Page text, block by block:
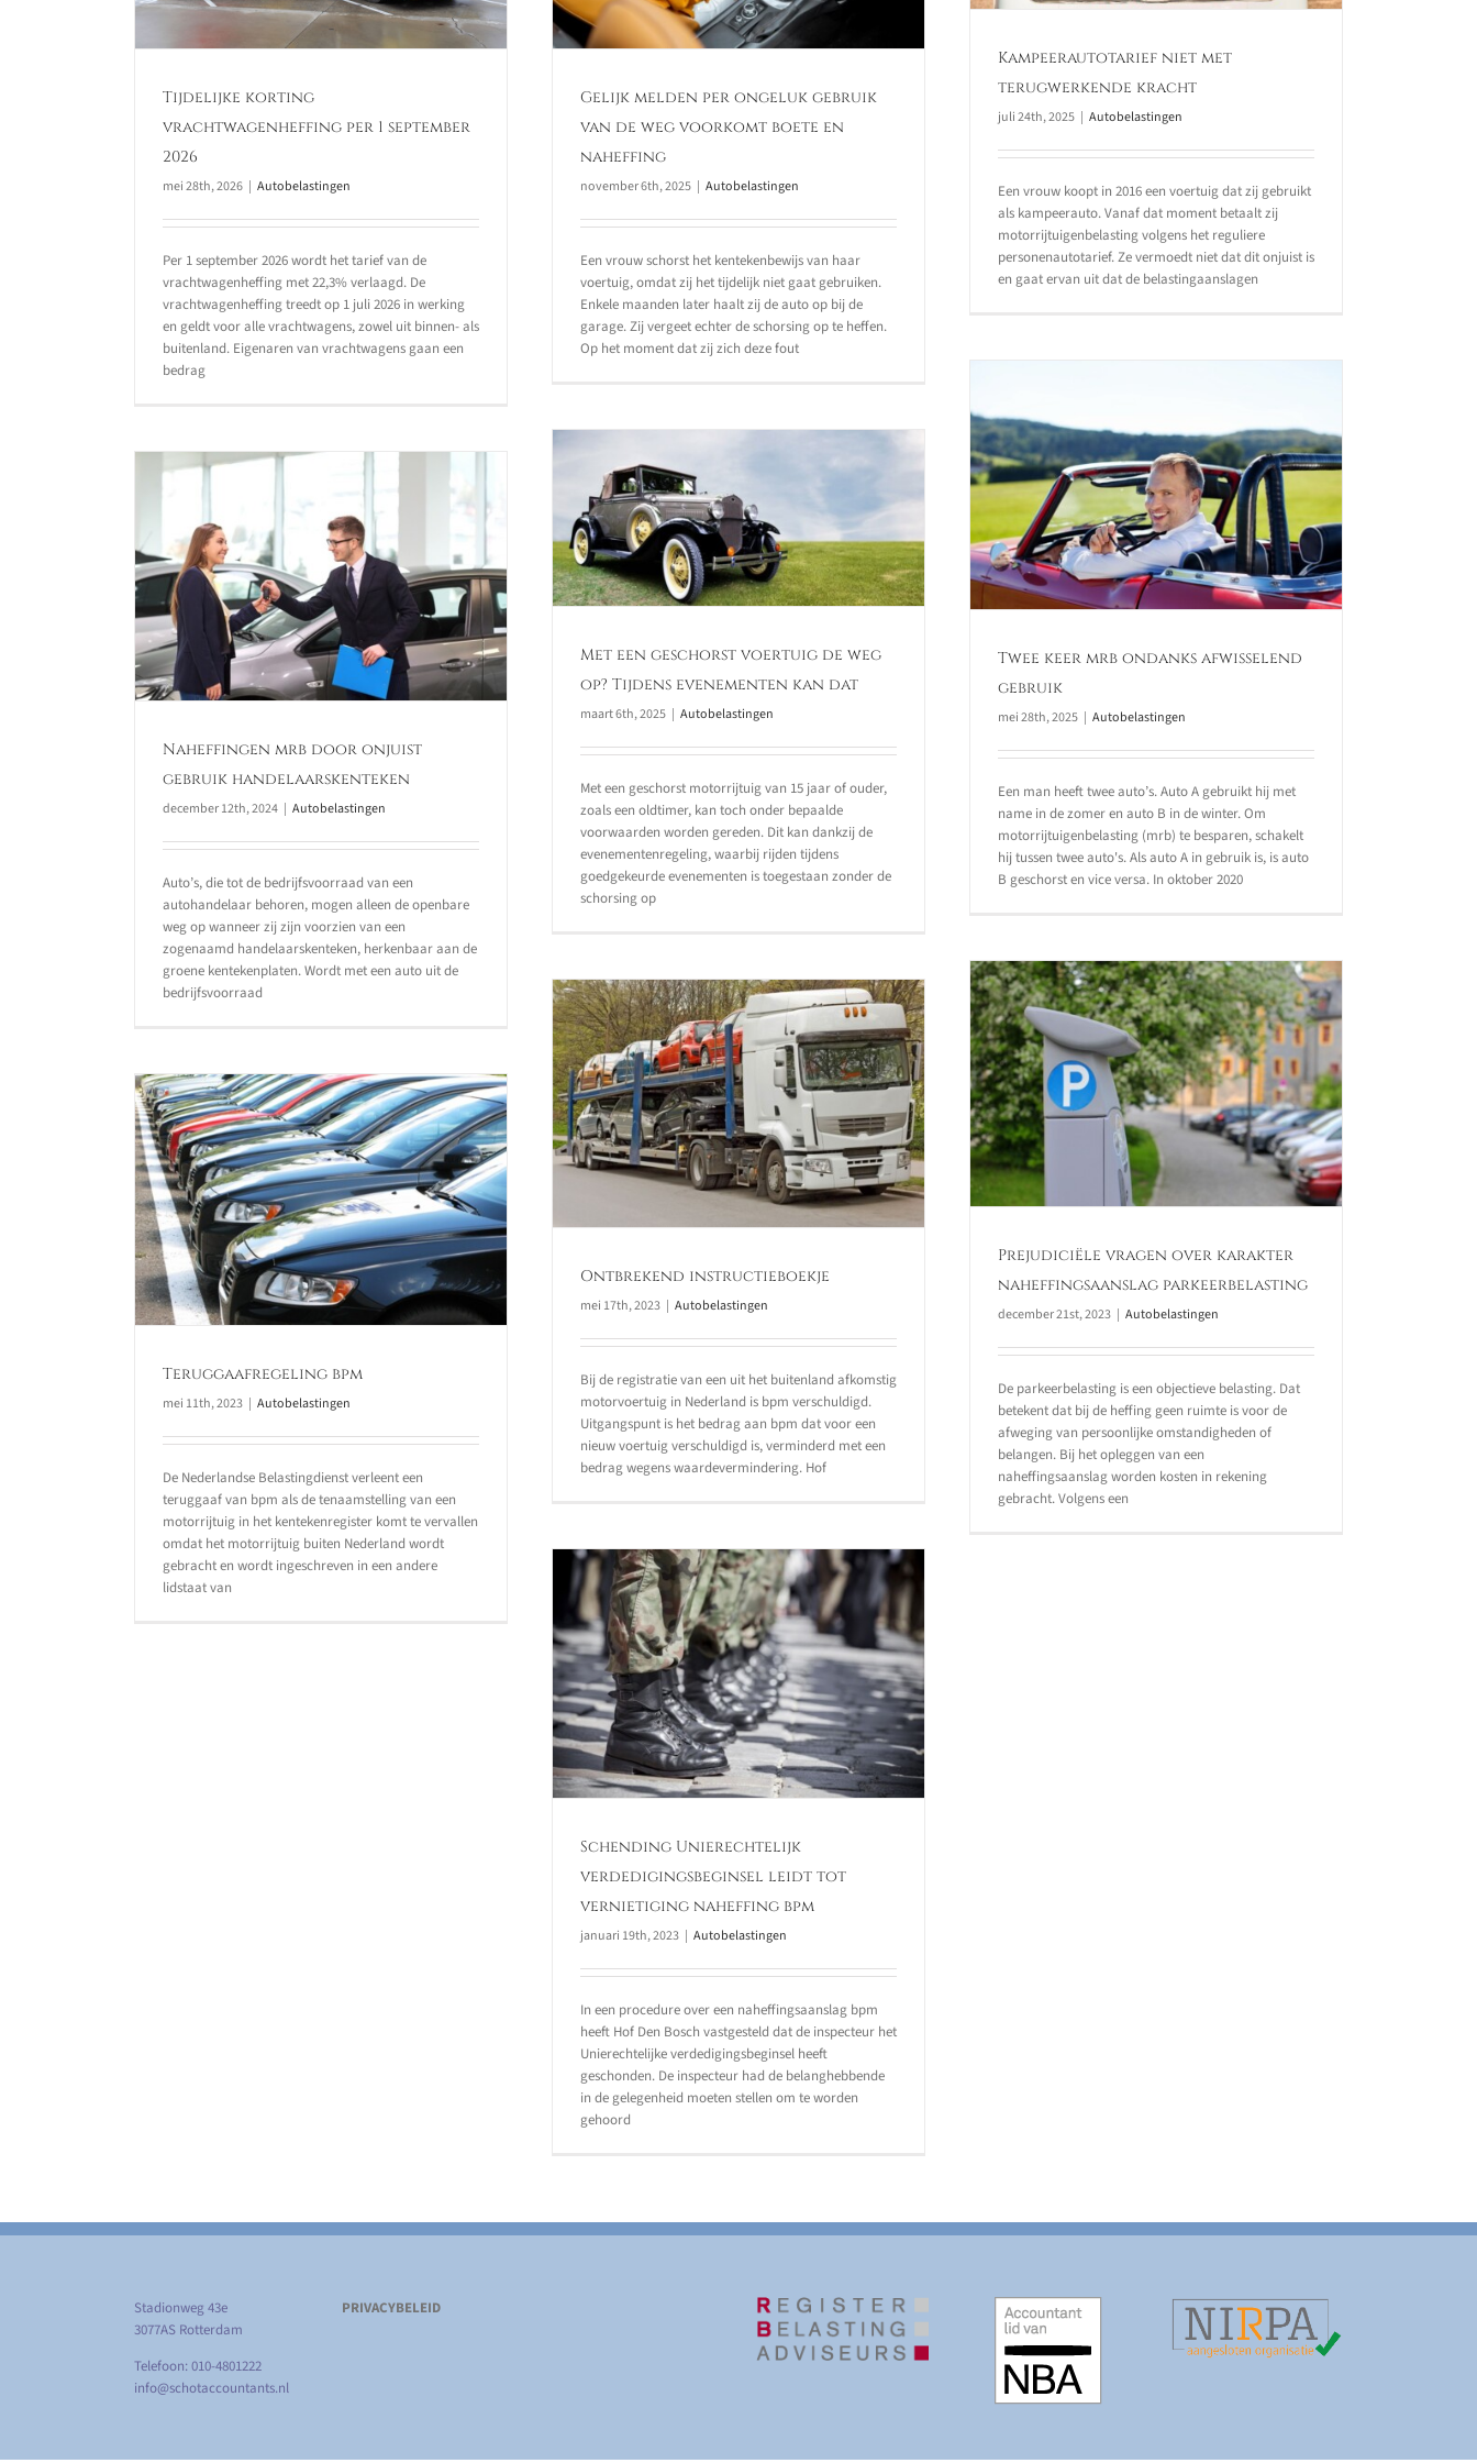
Tijdelijke korting
vrachtwagenheffing per 1 september
2026
mei 28th, 2026 | Autobelastingen
Per 1 september 2026 wordt het tarief van de
vrachtwagenheffing met 22,3% verlaagd. De
vrachtwagenheffing treedt op 1 juli 2026 in werking
en geldt voor alle vrachtwagens, zowel uit binnen- als
buitenland. Eigenaren van vrachtwagens gaan een
bedrag
Gelijk melden per ongeluk gebruik
van de weg voorkomt boete en
naheffing
november 6th, 2025 | Autobelastingen
Een vrouw schorst het kentekenbewijs van haar
voertuig, omdat zij het tijdelijk niet gaat gebruiken.
Enkele maanden later haalt zij de auto op bij de
garage. Zij vergeet echter de schorsing op te heffen.
Op het moment dat zij zich deze fout
Kampeerautotarief niet met
terugwerkende kracht
juli 24th, 2025 | Autobelastingen
Een vrouw koopt in 2016 een voertuig dat zij gebruikt
als kampeerauto. Vanaf dat moment betaalt zij
motorrijtuigenbelasting volgens het reguliere
personenautotarief. Ze vermoedt niet dat dit onjuist is
en gaat ervan uit dat de belastingaanslagen
Twee keer mrb ondanks
afwisselend gebruik
Autobelastingen
Twee keer mrb ondanks afwisselend
gebruik
mei 28th, 2025 | Autobelastingen
Een man heeft twee auto’s. Auto A gebruikt hij met
name in de zomer en auto B in de winter. Om
motorrijtuigenbelasting (mrb) te besparen, schakelt
hij tussen twee auto's. Als auto A in gebruik is, is auto
B geschorst en vice versa. In oktober 2020
Met een geschorst voertuig de
weg op? Tijdens evenementen
kan dat
Autobelastingen
Met een geschorst voertuig de weg
op? Tijdens evenementen kan dat
maart 6th, 2025 | Autobelastingen
Met een geschorst motorrijtuig van 15 jaar of ouder,
zoals een oldtimer, kan toch onder bepaalde
voorwaarden worden gereden. Dit kan dankzij de
evenementenregeling, waarbij rijden tijdens
goedgekeurde evenementen is toegestaan zonder de
schorsing op
Naheffingen mrb door onjuist
gebruik handelaarskenteken
december 12th, 2024 | Autobelastingen
Auto’s, die tot de bedrijfsvoorraad van een
autohandelaar behoren, mogen alleen de openbare
weg op wanneer zij zijn voorzien van een
zogenaamd handelaarskenteken, herkenbaar aan de
groene kentekenplaten. Wordt met een auto uit de
bedrijfsvoorraad
Prejudiciële vragen over
karakter naheffingsaanslag
parkeerbelasting
Autobelastingen
Prejudiciële vragen over karakter
naheffingsaanslag parkeerbelasting
december 21st, 2023 | Autobelastingen
De parkeerbelasting is een objectieve belasting. Dat
betekent dat bij de heffing geen ruimte is voor de
afweging van persoonlijke omstandigheden of
belangen. Bij het opleggen van een
naheffingsaanslag worden kosten in rekening
gebracht. Volgens een
Ontbrekend instructieboekje
Autobelastingen
Ontbrekend instructieboekje
mei 17th, 2023 | Autobelastingen
Bij de registratie van een uit het buitenland afkomstig
motorvoertuig in Nederland is bpm verschuldigd.
Uitgangspunt is het bedrag aan bpm dat voor een
nieuw voertuig verschuldigd is, verminderd met een
bedrag wegens waardevermindering. Hof
Teruggaafregeling bpm
mei 11th, 2023 | Autobelastingen
De Nederlandse Belastingdienst verleent een
teruggaaf van bpm als de tenaamstelling van een
motorrijtuig in het kentekenregister komt te vervallen
omdat het motorrijtuig buiten Nederland wordt
gebracht en wordt ingeschreven in een andere
lidstaat van
Schending Unierechtelijk
verdedigingsbeginsel leidt tot
vernietiging naheffing bpm
januari 19th, 2023 | Autobelastingen
In een procedure over een naheffingsaanslag bpm
heeft Hof Den Bosch vastgesteld dat de inspecteur het
Unierechtelijke verdedigingsbeginsel heeft
geschonden. De inspecteur had de belanghebbende
in de gelegenheid moeten stellen om te worden
gehoord
Stadionweg 43e
3077AS Rotterdam
Telefoon: 010-4801222
info@schotaccountants.nl
PRIVACYBELEID